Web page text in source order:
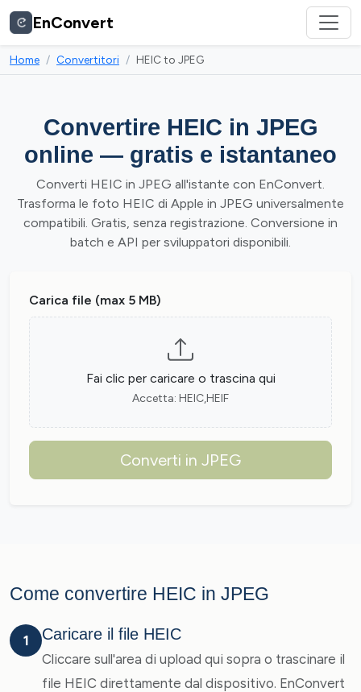
EnConvert
Home Convertitori HEIC to JPEG
Convertire HEIC in JPEG
online — gratis e istantaneo
Converti HEIC in JPEG all'istante con EnConvert.
Trasforma le foto HEIC di Apple in JPEG universalmente
compatibili. Gratis, senza registrazione. Conversione in
batch e API per sviluppatori disponibili.
Carica file (max 5 MB)
Fai clic per caricare o trascina qui
Accetta: HEIC,HEIF
Converti in JPEG
Come convertire HEIC in JPEG
1 Caricare il file HEIC
Cliccare sull'area di upload qui sopra o trascinare il
file HEIC direttamente dal dispositivo. EnConvert